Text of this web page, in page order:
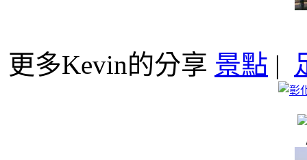
更多Kevin的分享 景點 |